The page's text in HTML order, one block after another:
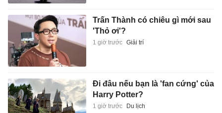
Trấn Thành có chiêu gì mới sau
'Thỏ ơi'?
1 giờ trước Giải trí
Đi đâu nếu bạn là 'fan cứng' của
Harry Potter?
1 giờ trước Du lịch